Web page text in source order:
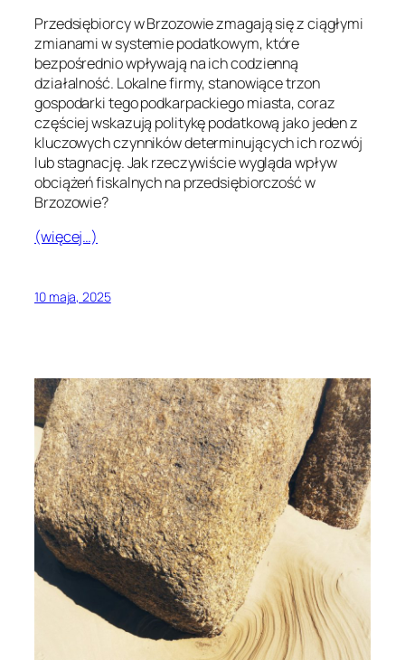
Przedsiębiorcy w Brzozowie zmagają się z ciągłymi
zmianami w systemie podatkowym, które
bezpośrednio wpływają na ich codzienną
działalność. Lokalne firmy, stanowiące trzon
gospodarki tego podkarpackiego miasta, coraz
częściej wskazują politykę podatkową jako jeden z
kluczowych czynników determinujących ich rozwój
lub stagnację. Jak rzeczywiście wygląda wpływ
obciążeń fiskalnych na przedsiębiorczość w
Brzozowie?
(więcej…)
10 maja, 2025